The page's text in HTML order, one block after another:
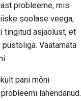
probleeme, mis
soolase veega,
tingitud asjaolust, et
Vaatamata
pani mõni
lahendanud.